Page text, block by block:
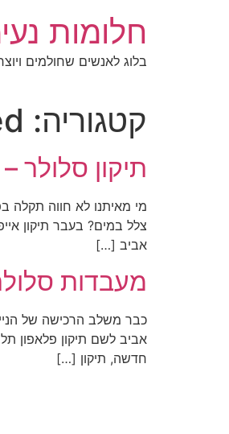
חלומות
בלוג לאנשים שחולמים
קטגוריה:
תיקון סלולר –
מי מאיתנו לא חווה תקלה
צלל במים? בעבר תיקון
אביב […]
מעבדות
כבר משלב הרכישה של
אביב לשם תיקון פלאפון
חדשה, תיקון […]